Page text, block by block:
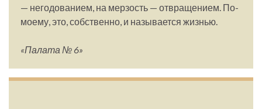
— негодованием, на мерзость — отвращением. По-
моему, это, собственно, и называется жизнью.
«Палата № 6»